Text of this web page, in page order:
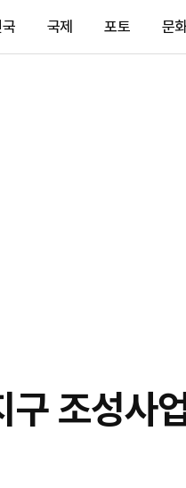
국 국제 포토 문
조성사